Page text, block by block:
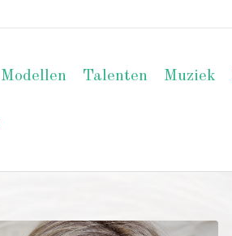
Modellen Talenten Muziek